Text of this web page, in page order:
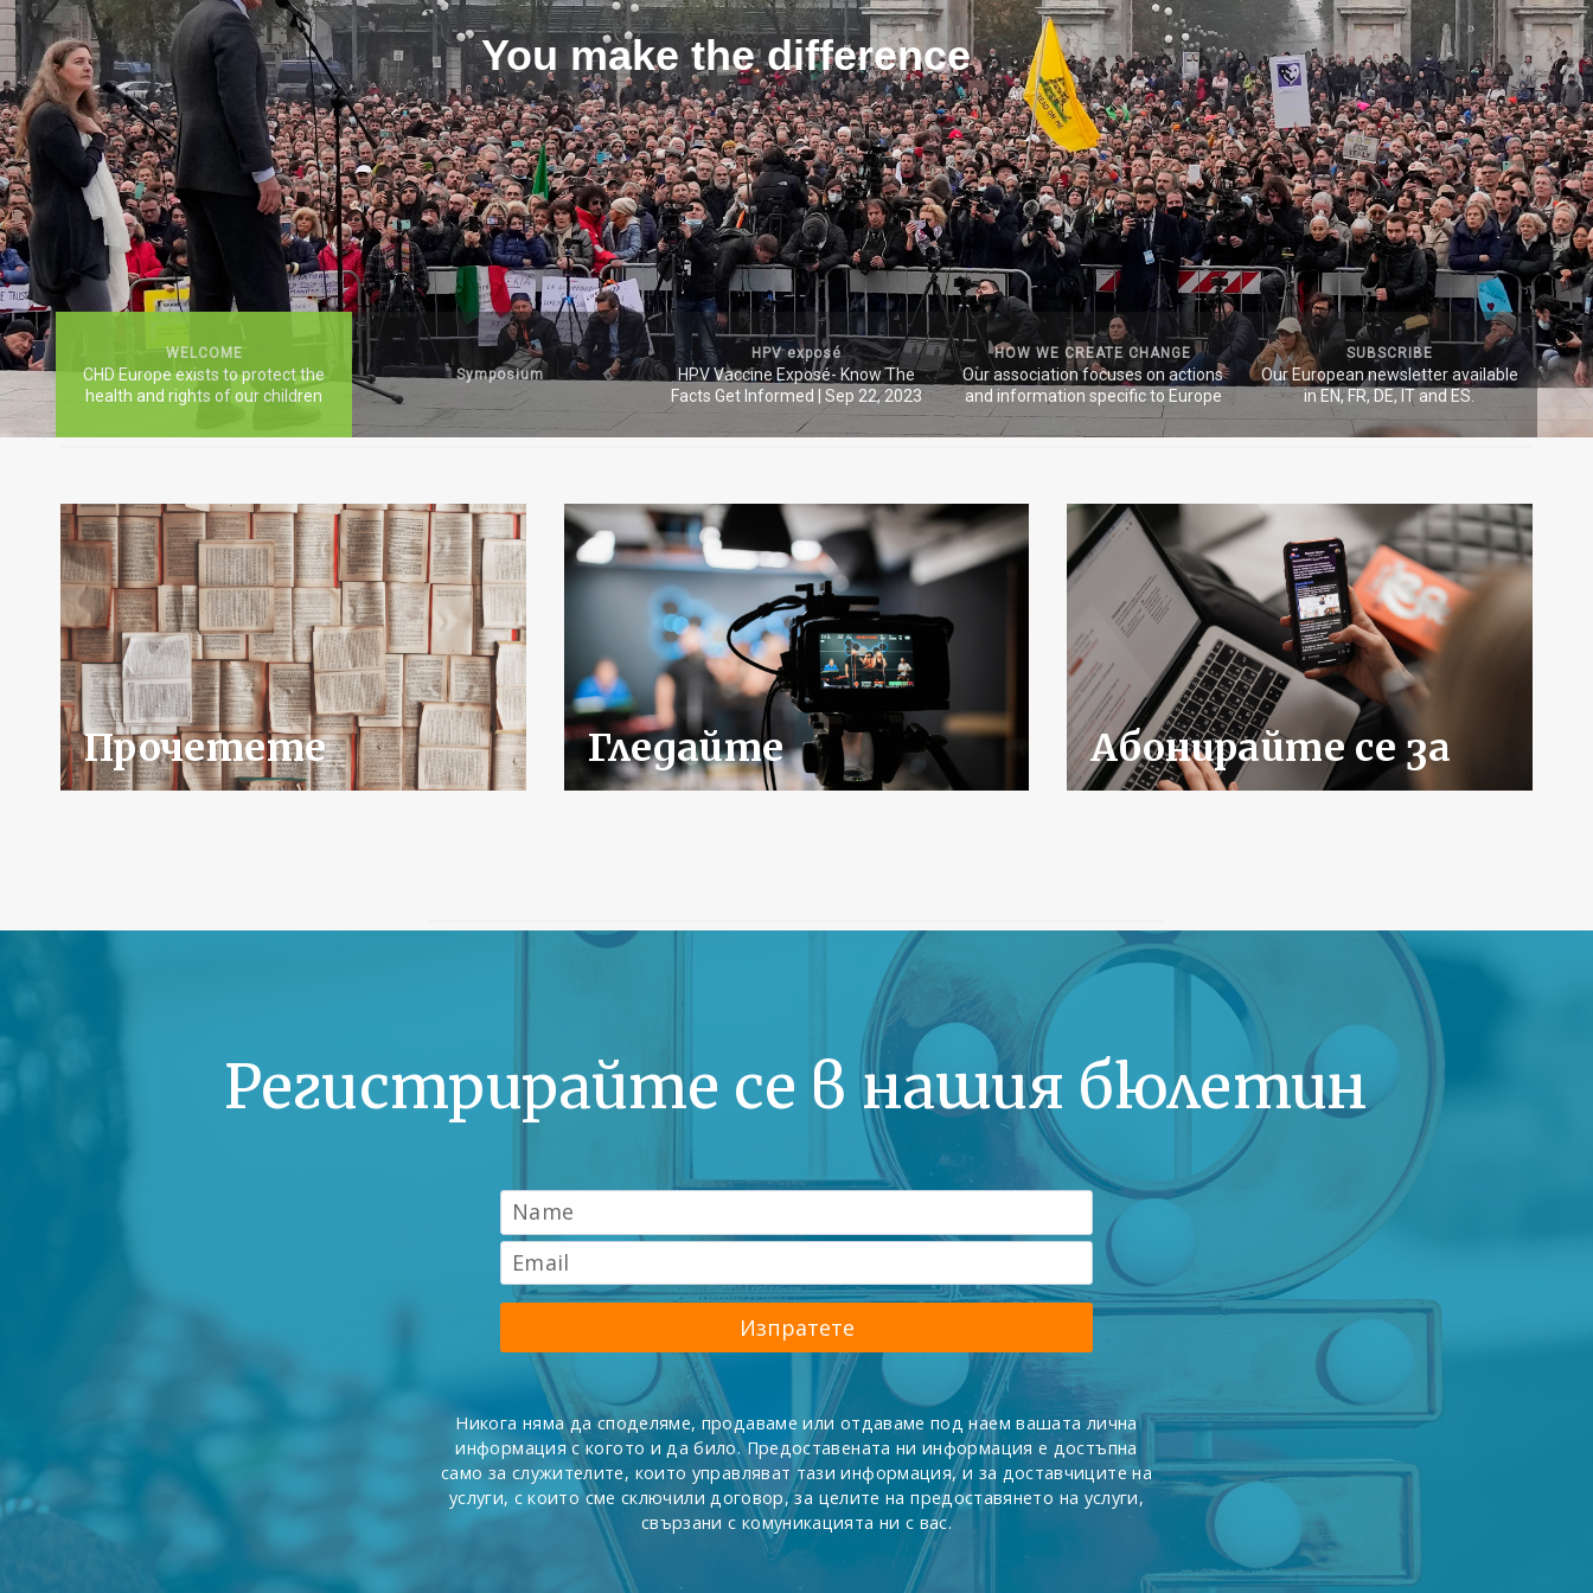
You make the difference
WELCOME
CHD Europe exists to protect the
health and rights of our children
Symposium
HPV exposé
HPV Vaccine Exposé- Know The
Facts Get Informed | Sep 22, 2023
HOW WE CREATE CHANGE
Our association focuses on actions
and information specific to Europe
SUBSCRIBE
Our European newsletter available
in EN, FR, DE, IT and ES.
Прочетете Гледайте Абонирайте се за
Регистрирайте се в нашия бюлетин
Изпратете
Никога няма да споделяме, продаваме или отдаваме под наем вашата лична
информация с когото и да било. Предоставената ни информация е достъпна
само за служителите, които управляват тази информация, и за доставчиците на
услуги, с които сме сключили договор, за целите на предоставянето на услуги,
свързани с комуникацията ни с вас.